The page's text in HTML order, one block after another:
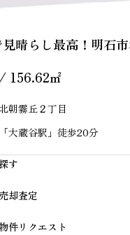
晴らし最高！明石
/ 156.62㎡
朝霧丘２丁目
大蔵谷駅」徒歩20分
探す
売却査定
件リクエスト